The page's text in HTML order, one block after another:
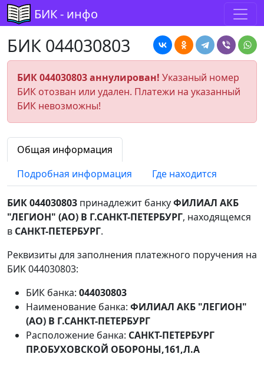
БИК - инфо
БИК 044030803
БИК 044030803 аннулирован! Указаный номер
БИК отозван или удален. Платежи на указанный
БИК невозможны!
Общая информация
Подробная информация
Где находится
БИК 044030803 принадлежит банкуФИЛИАЛ АКБ
"ЛЕГИОН" (АО) В Г.САНКТ-ПЕТЕРБУРГ, находящемся
в САНКТ-ПЕТЕРБУРГ.
Реквизиты для заполнения платежного поручения на
БИК 044030803:
БИК банка: 044030803
Наименование банка: ФИЛИАЛ АКБ "ЛЕГИОН"
(АО) В Г.САНКТ-ПЕТЕРБУРГ
Расположение банка: САНКТ-ПЕТЕРБУРГ
ПР.ОБУХОВСКОЙ ОБОРОНЫ,161,Л.А